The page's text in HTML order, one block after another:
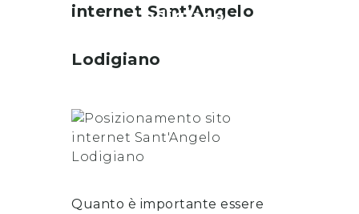
Lodigiano
internet Sant’Angelo
Lodigiano
Quanto è importante essere